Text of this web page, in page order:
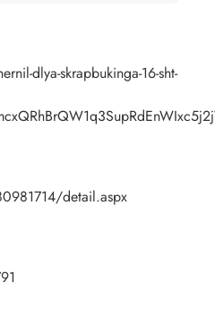
dlya-skrapbukinga-16-sht-
detail.aspx